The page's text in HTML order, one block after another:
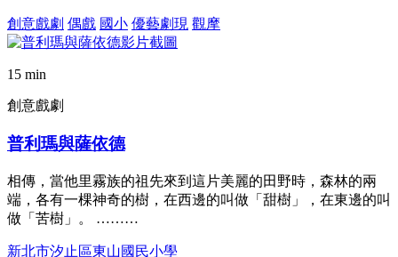
創意戲劇 偶戲 國小 優藝劇現 觀摩
15 min
創意戲劇
普利瑪與薩依德
相傳，當他里霧族的祖先來到這片美麗的田野時，森林的兩
端，各有一棵神奇的樹，在西邊的叫做「甜樹」，在東邊的叫
做「苦樹」。 ………
新北市汐止區東山國民小學